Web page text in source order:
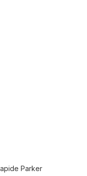
Parker